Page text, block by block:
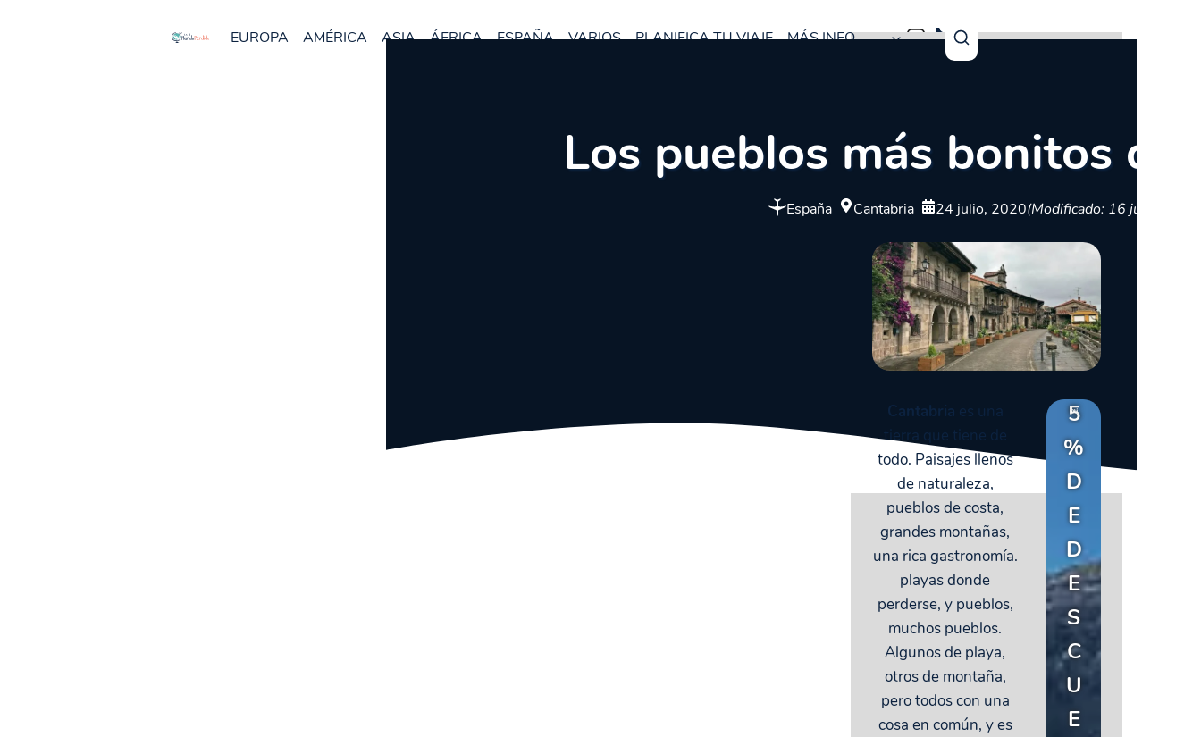
EUROPA AMÉRICA ASIA ÁFRICA ESPAÑA VARIOS PLANIFICA TU VIAJE MÁS INFO
Los pueblos más bonitos de
España Cantabria 24 julio, 2020(Modificado: 16 julio,
Cantabria es una
tierra que tiene de
todo. Paisajes llenos
de naturaleza,
pueblos de costa,
grandes montañas,
una rica gastronomía.
playas donde
perderse, y pueblos,
muchos pueblos.
Algunos de playa,
otros de montaña,
pero todos con una
cosa en común, y es
5
%
D
E
D
E
S
C
U
E